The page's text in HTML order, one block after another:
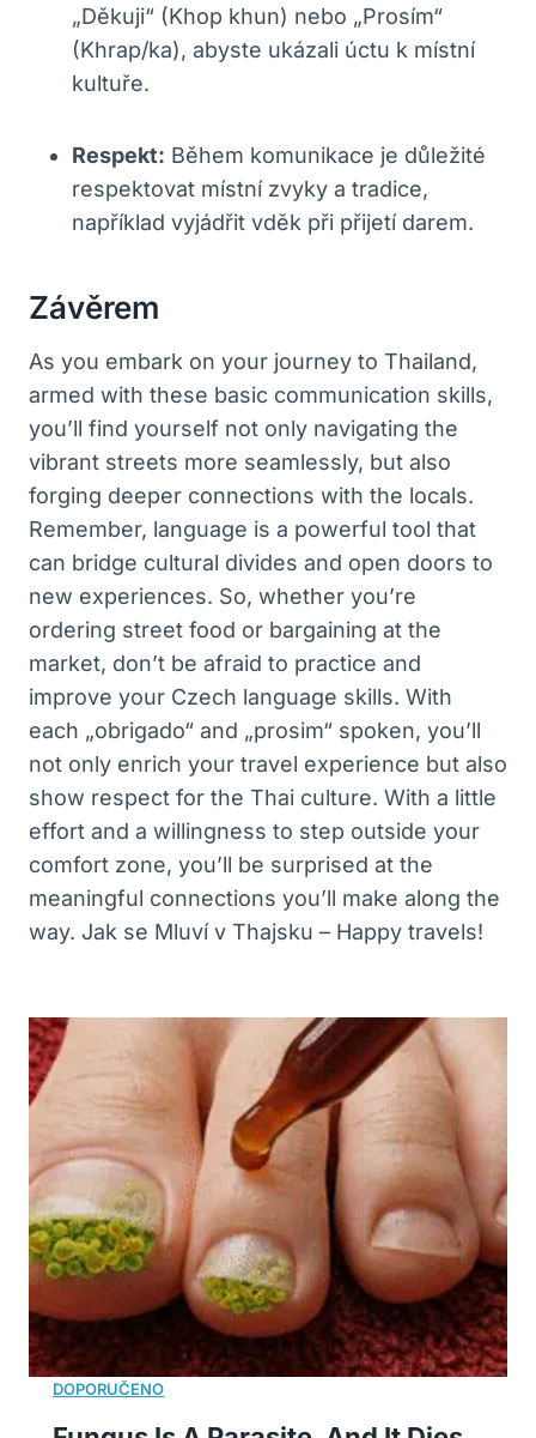
„Děkuji“ (Khop khun) nebo‍ „Prosím“
(Khrap/ka), abyste ukázali úctu k místní
kultuře.
Respekt: Během‌ komunikace je důležité
respektovat místní zvyky a tradice,
například vyjádřit vděk při přijetí darem.
Závěrem
As you embark on your journey to Thailand,
armed with these basic communication skills,
you’ll find yourself not only navigating the
vibrant streets more seamlessly, but also
forging deeper connections⁤ with the locals.
Remember, language is a powerful ‍tool that
can bridge cultural⁣ divides and open doors to
new experiences. So, whether ⁣you’re
ordering street food or bargaining at the
market, don’t be afraid to practice‍ and
improve your Czech language skills. With
each „obrigado“ and „prosim“ spoken, you’ll
not only enrich your travel experience but ⁤also
show respect for the Thai culture. With a little
effort and a willingness to step outside your⁣
comfort zone, you’ll be surprised at ​the
meaningful connections you’ll make along‍ the
way. Jak se Mluví v Thajsku – Happy travels!